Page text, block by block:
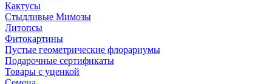
Кактусы
Стыдливые Мимозы
Литопсы
Фитокартины
Пустые геометрические флорариумы
Подарочные сертификаты
Товары с уценкой